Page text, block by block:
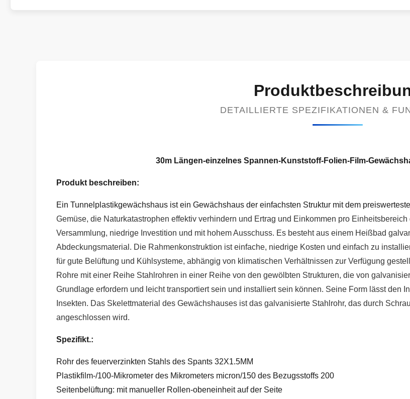
DETAILLIERTE SPEZIFIKATIONEN &
30m Längen-einzelnes Spannen-Kunststoff-Folien-Film-
Produkt beschreiben:
Ein Tunnelplastikgewächshaus ist ein Gewächshaus der einfachsten Struktur mit dem
Gemüse, die Naturkatastrophen effektiv verhindern und Ertrag und Einkommen pro
Versammlung, niedrige Investition und mit hohem Ausschuss. Es besteht aus einem Heißbad
Abdeckungsmaterial. Die Rahmenkonstruktion ist einfache, niedrige Kosten und einfach zu
für gute Belüftung und Kühlsysteme, abhängig von klimatischen Verhältnissen zur Verfügung
Rohre mit einer Reihe Stahlrohren in einer Reihe von den gewölbten Strukturen, die von
Grundlage erfordern und leicht transportiert sein und installiert sein können. Seine Form lässt den
Insekten. Das Skelettmaterial des Gewächshauses ist das galvanisierte Stahlrohr, das durch
angeschlossen wird.
Spezifikt.:
Rohr des feuerverzinkten Stahls des Spants 32X1.5MM
Plastikfilm-/100-Mikrometer des Mikrometers micron/150 des Bezugsstoffs 200
Seitenbelüftung: mit manueller Rollen-obeneinheit auf der Seite